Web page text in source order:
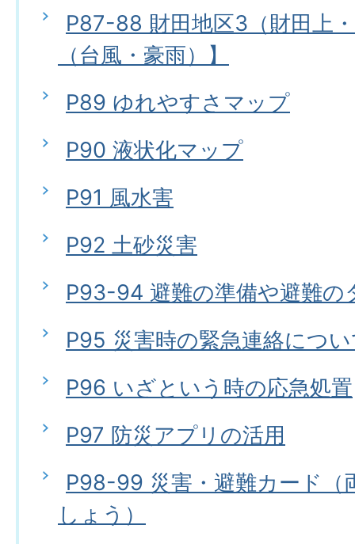
P87-88 財田地区3（財田上
（台風・豪雨）】
P89 ゆれやすさマップ
P90 液状化マップ
P91 風水害
P92 土砂災害
P93-94 避難の準備や避難の
P95 災害時の緊急連絡につ
P96 いざという時の応急処置
P97 防災アプリの活用
P98-99 災害・避難カード（
しょう）